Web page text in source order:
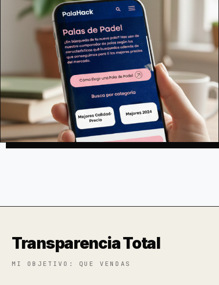
Transparencia Total
MI OBJETIVO: QUE VENDAS